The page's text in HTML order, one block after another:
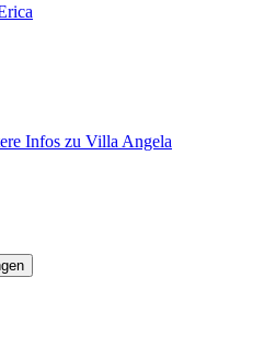
Infos zu Villa Angela